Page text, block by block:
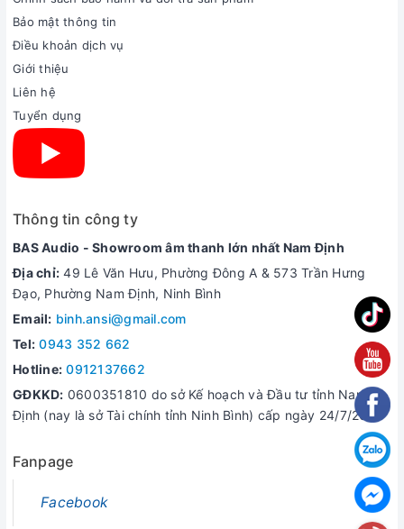
Bảo mật thông tin
Điều khoản dịch vụ
Giới thiệu
Liên hệ
Tuyển dụng
Thông tin công ty
BAS Audio - Showroom âm thanh lớn nhất Nam Định
Địa chỉ: 49 Lê Văn Hưu, Phường Đông A & 573 Trần Hưng
Đạo, Phường Nam Định, Ninh Bình
Email: binh.ansi@gmail.com
Tel: 0943 352 662
Hotline: 0912137662
GĐKKD: 0600351810 do sở Kế hoạch và Đầu tư tỉnh Nam
Định (nay là sở Tài chính tỉnh Ninh Bình) cấp ngày 24/7/2006
Fanpage
Facebook